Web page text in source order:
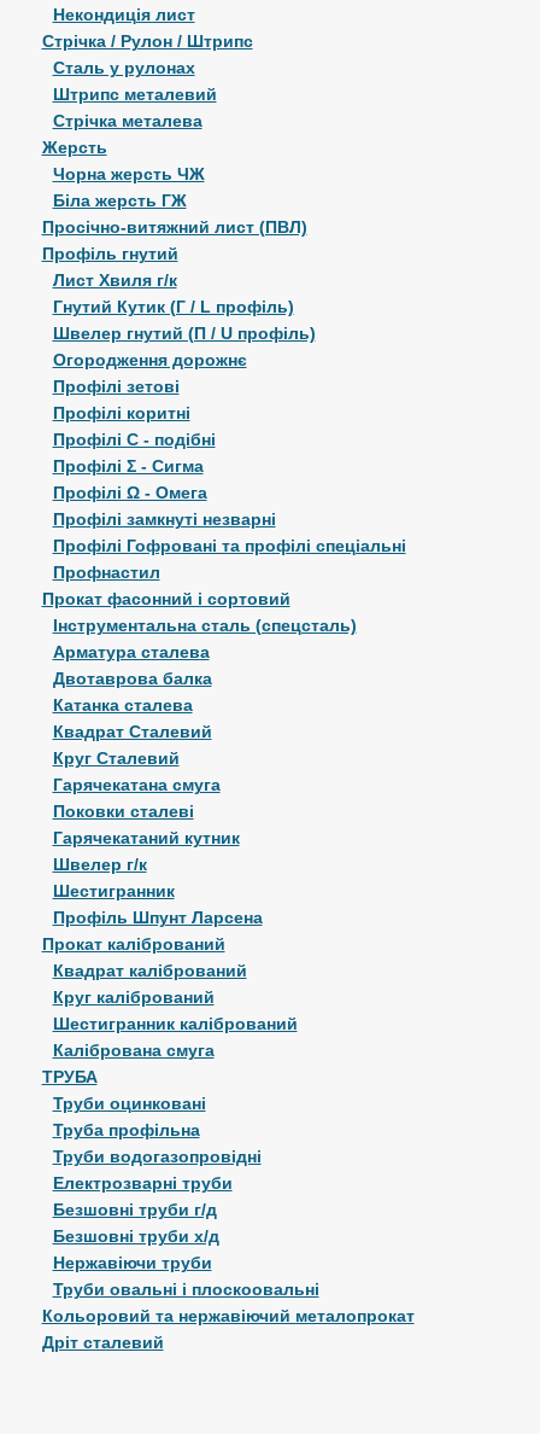
Некондиція лист
Стрічка / Рулон / Штрипс
Сталь у рулонах
Штрипс металевий
Стрічка металева
Жерсть
Чорна жерсть ЧЖ
Біла жерсть ГЖ
Просічно-витяжний лист (ПВЛ)
Профіль гнутий
Лист Хвиля г/к
Гнутий Кутик (Г / L профіль)
Швелер гнутий (П / U профіль)
Огородження дорожнє
Профілі зетові
Профілі коритні
Профілі С - подібні
Профілі Σ - Сигма
Профілі Ω - Омега
Профілі замкнуті незварні
Профілі Гофровані та профілі спеціальні
Профнастил
Прокат фасонний і сортовий
Інструментальна сталь (спецсталь)
Арматура сталева
Двотаврова балка
Катанка сталева
Квадрат Сталевий
Круг Сталевий
Гарячекатана смуга
Поковки сталеві
Гарячекатаний кутник
Швелер г/к
Шестигранник
Профіль Шпунт Ларсена
Прокат калібрований
Квадрат калібрований
Круг калібрований
Шестигранник калібрований
Калібрована смуга
ТРУБА
Труби оцинковані
Труба профільна
Труби водогазопровідні
Електрозварні труби
Безшовні труби г/д
Безшовні труби х/д
Нержавіючи труби
Труби овальні і плоскоовальні
Кольоровий та нержавіючий металопрокат
Дріт сталевий